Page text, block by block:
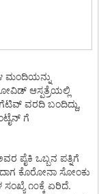
ಮಂದಿಯನ್ನು
ಆಸ್ಪತ್ರೆಯಲ್ಲಿ
ವರದಿ ಬಂದಿದ್ದು,
ಗೆ
ಪೈಕಿ ಒಬ್ಬನ ಪತ್ನಿಗೆ
ಕೊರೋನಾ ಸೋಂಕು
ಸಂಖ್ಯೆ ೧೦ಕ್ಕೆ ಏರಿದೆ.